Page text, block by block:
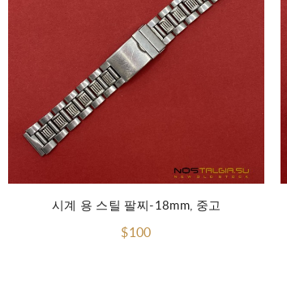
시계 용 스틸 팔찌-18mm, 중고
$100